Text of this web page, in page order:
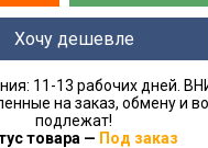
Хочу дешевле
11-13 рабочих дней.
на заказ, обмену и
подлежат!
товара — Под заказ